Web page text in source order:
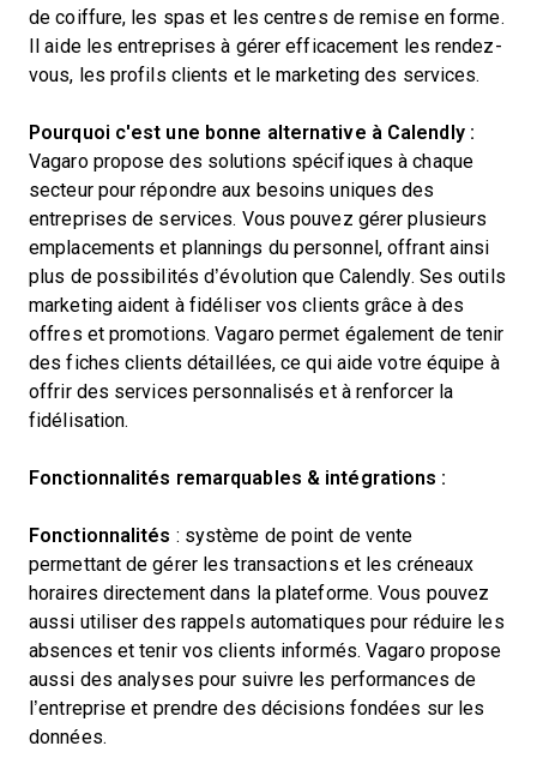
de coiffure, les spas et les centres de remise en forme.
Il aide les entreprises à gérer efficacement les rendez-
vous, les profils clients et le marketing des services.
Pourquoi c'est une bonne alternative à Calendly :
Vagaro propose des solutions spécifiques à chaque
secteur pour répondre aux besoins uniques des
entreprises de services. Vous pouvez gérer plusieurs
emplacements et plannings du personnel, offrant ainsi
plus de possibilités d’évolution que Calendly. Ses outils
marketing aident à fidéliser vos clients grâce à des
offres et promotions. Vagaro permet également de tenir
des fiches clients détaillées, ce qui aide votre équipe à
offrir des services personnalisés et à renforcer la
fidélisation.
Fonctionnalités remarquables & intégrations :
Fonctionnalités : système de point de vente
permettant de gérer les transactions et les créneaux
horaires directement dans la plateforme. Vous pouvez
aussi utiliser des rappels automatiques pour réduire les
absences et tenir vos clients informés. Vagaro propose
aussi des analyses pour suivre les performances de
l’entreprise et prendre des décisions fondées sur les
données.